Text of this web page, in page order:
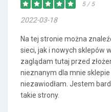
5 / 5
2022-03-18
Na tej stronie można
sieci, jak i nowych sklepów
zaglądam tutaj przed
nieznanym dla mnie
niezawiodłam. Jestem
takie strony.